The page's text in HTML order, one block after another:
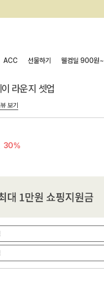
ACC 선물하기 웰컴딜 900원~
라운지 셋업
보기
30%